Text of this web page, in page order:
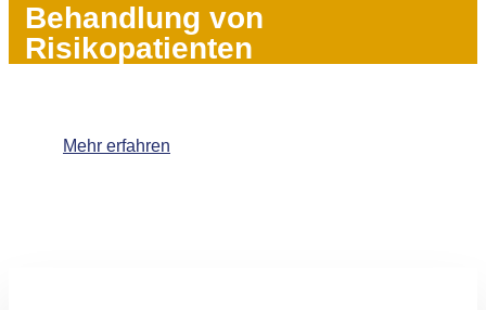
Behandlung von
Risikopatienten
Mehr erfahren